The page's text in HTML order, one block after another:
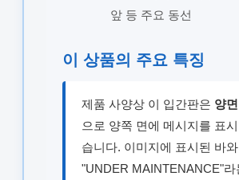
앞 등 주요 동선
이 상품의 주요 특징
제품 사양상 이 입간판은 양
으로 양쪽 면에 메시지를 표
습니다. 이미지에 표시된 바
"UNDER MAINTENANCE"라